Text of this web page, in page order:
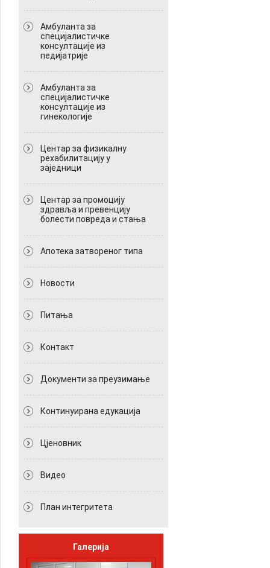
Амбуланта за
специјалистичке
консултације из
педијатрије
Амбуланта за
специјалистичке
консултације из
гинекологије
Центар за физикалну
рехабилитацију у
заједници
Центар за промоцију
здравља и превенцију
болести повреда и стања
Апотека затвореног типа
Новости
Питања
Контакт
Документи за преузимање
Континуирана едукација
Цјеновник
Видео
План интегритета
Галерија